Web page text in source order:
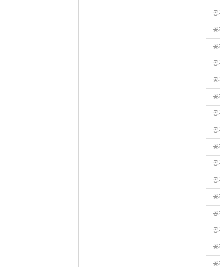
공
공
공
공
공
공
공
공
공
공
공
공
공
공
공
공